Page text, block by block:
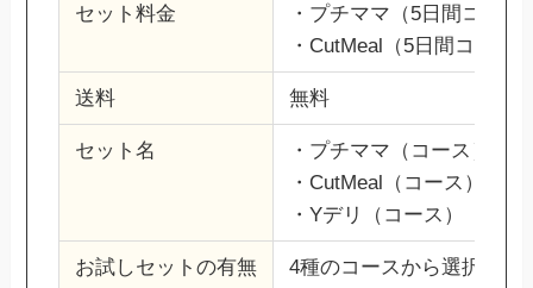
セット料金
・プチママ（5日間コース
・CutMeal（5日間コース
送料 無料
セット名
・プチママ（コース）
・CutMeal（コース）
・Yデリ（コース）
お試しセットの有無 4種のコースから選択でき